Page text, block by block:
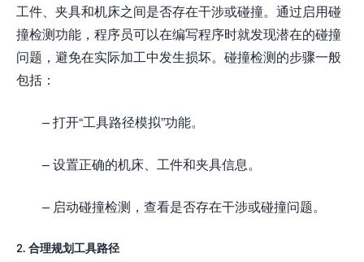
工件、夹具和机床之间是否存在干涉或碰撞。通过启用碰
撞检测功能，程序员可以在编写程序时就发现潜在的碰撞
问题，避免在实际加工中发生损坏。碰撞检测的步骤一般
包括：
– 打开“工具路径模拟”功能。
– 设置正确的机床、工件和夹具信息。
– 启动碰撞检测，查看是否存在干涉或碰撞问题。
2. 合理规划工具路径